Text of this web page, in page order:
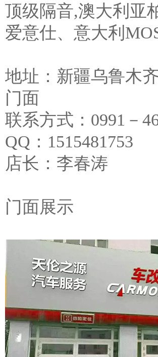
顶级隔音,澳大利亚
爱意仕、意大利
地址：新疆乌鲁木
门面
联系方式：0991－
QQ：1515481753
店长：李春涛
门面展示